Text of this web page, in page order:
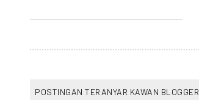
POSTINGAN TERANYAR KAWAN BLOGGER